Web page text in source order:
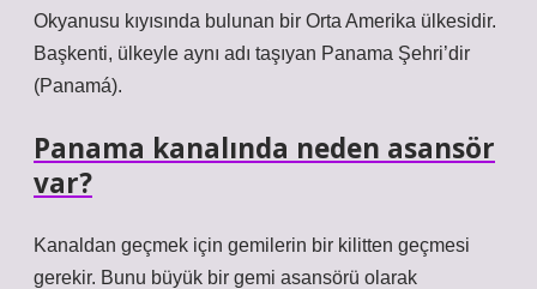
Okyanusu kıyısında bulunan bir Orta Amerika ülkesidir.
Başkenti, ülkeyle aynı adı taşıyan Panama Şehri’dir
(Panamá).
Panama kanalında neden asansör
var?
Kanaldan geçmek için gemilerin bir kilitten geçmesi
gerekir. Bunu büyük bir gemi asansörü olarak